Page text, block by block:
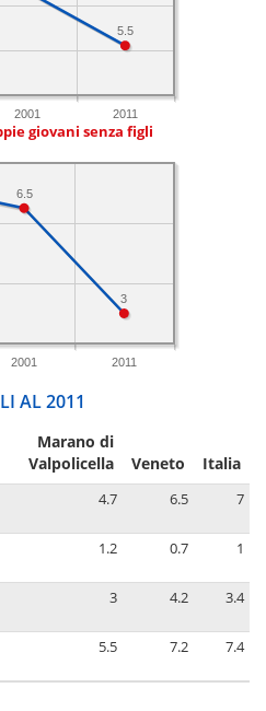
2001 2011
5.5
giovani senza figli
2001 2011
3
6.5
AL 2011
Marano di
Valpolicella
Veneto Italia
4.7 6.5 7
1.2 0.7 1
3 4.2 3.4
5.5 7.2 7.4